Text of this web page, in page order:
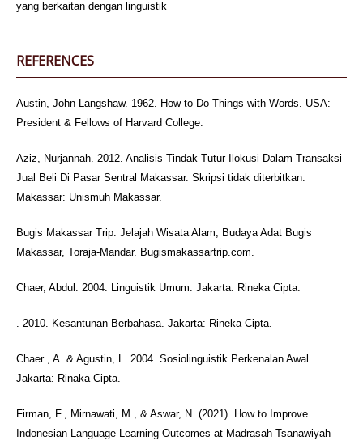
yang berkaitan dengan linguistik
REFERENCES
Austin, John Langshaw. 1962. How to Do Things with Words. USA:
President & Fellows of Harvard College.
Aziz, Nurjannah. 2012. Analisis Tindak Tutur Ilokusi Dalam Transaksi
Jual Beli Di Pasar Sentral Makassar. Skripsi tidak diterbitkan.
Makassar: Unismuh Makassar.
Bugis Makassar Trip. Jelajah Wisata Alam, Budaya Adat Bugis
Makassar, Toraja-Mandar. Bugismakassartrip.com.
Chaer, Abdul. 2004. Linguistik Umum. Jakarta: Rineka Cipta.
. 2010. Kesantunan Berbahasa. Jakarta: Rineka Cipta.
Chaer , A. & Agustin, L. 2004. Sosiolinguistik Perkenalan Awal.
Jakarta: Rinaka Cipta.
Firman, F., Mirnawati, M., & Aswar, N. (2021). How to Improve
Indonesian Language Learning Outcomes at Madrasah Tsanawiyah